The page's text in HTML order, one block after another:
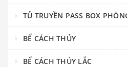
TỦ TRUYỀN PASS BOX
BỂ CÁCH THỦY
BỂ CÁCH THỦY LẮC